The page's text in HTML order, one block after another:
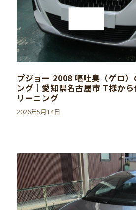
プジョー 2008 嘔吐臭（ゲロ）
ング｜愛知県名古屋市 T様か
リーニング
2026年5月14日